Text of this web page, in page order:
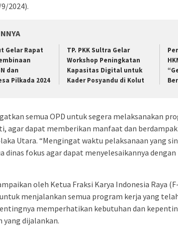
2024).
Gelar Rapat
dan
Pilkada 2024
TP. PKK Sultra Gelar
Workshop Peningkatan
Kapasitas Digital untuk
Kader Posyandu di Kolut
semua OPD untuk segera melaksanakan
agar dapat memberikan manfaat dan
Utara. “Mengingat waktu pelaksanaan yang
dinas fokus agar dapat menyelesaikannya
oleh Ketua Fraksi Karya Indonesia Raya
menjalankan semua program kerja yang
memperhatikan kebutuhan dan
dijalankan.